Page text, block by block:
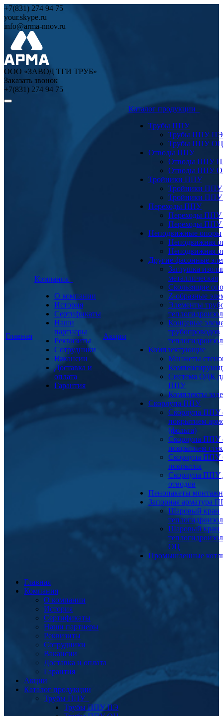
+7(831) 274 94 75
your.skype.ru
info@arma-nnov.ru
ООО «ЗАВОД ТГИ ТРУБ»
Заказать звонок
+7(831) 274 94 75
Главная
Компания
О компании
История
Сертификаты
Наши
партнеры
Реквизиты
Сотрудники
Вакансии
Доставка и
оплата
Гарантия
Акции
Каталог продукции
Трубы ППУ
Трубы ППУ ПЭ
Трубы ППУ ОЦ
Отводы ППУ
Отводы ППУ
Отводы ППУ
Тройники ППУ
Тройники
Тройники
Переходы ППУ
Переходы
Переходы
Неподвижные опоры
Неподвижная
Неподвижная
Другие фасонные
Заглушка
металлическая
Скользящие
Z-образные
Элементы
Концевые
трубопроводов
Комплектующие
Манжеты
Система ОДК
ППУ
Комплекты
Скорлупа ППУ
Скорлупа ППУ
покрытием
(фольга)
Скорлупа ППУ
покрытием
Скорлупа ППУ
покрытия
Скорлупа ППУ
отводов
Пенопакеты
Запорная арматура
Шаровый кран
Шаровый кран
ОЦ
Промышленные
Главная
Компания
О компании
История
Сертификаты
Наши партнеры
Реквизиты
Сотрудники
Вакансии
Доставка и оплата
Гарантия
Акции
Каталог продукции
Трубы ППУ
Трубы ППУ ПЭ